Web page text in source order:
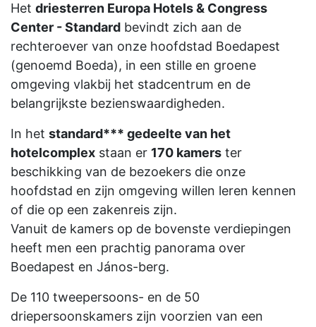
Het driesterren Europa Hotels & Congress
Center - Standard bevindt zich aan de
rechteroever van onze hoofdstad Boedapest
(genoemd Boeda), in een stille en groene
omgeving vlakbij het stadcentrum en de
belangrijkste bezienswaardigheden.
In het standard*** gedeelte van het
hotelcomplex staan er 170 kamers ter
beschikking van de bezoekers die onze
hoofdstad en zijn omgeving willen leren kennen
of die op een zakenreis zijn.
Vanuit de kamers op de bovenste verdiepingen
heeft men een prachtig panorama over
Boedapest en János-berg.
De 110 tweepersoons- en de 50
driepersoonskamers zijn voorzien van een